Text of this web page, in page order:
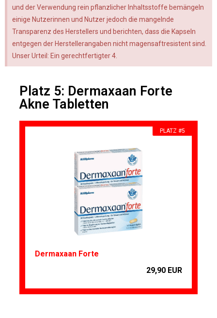
und der Verwendung rein pflanzlicher Inhaltsstoffe bemängeln
einige Nutzerinnen und Nutzer jedoch die mangelnde
Transparenz des Herstellers und berichten, dass die Kapseln
entgegen der Herstellerangaben nicht magensaftresistent sind.
Unser Urteil: Ein gerechtfertigter 4.
Platz 5: Dermaxaan Forte
Akne Tabletten
PLATZ #5
Dermaxaan Forte
29,90 EUR